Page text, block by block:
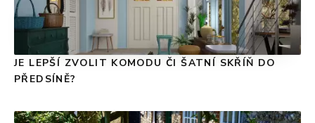
JE LEPŠÍ ZVOLIT KOMODU ČI ŠATNÍ SKŘÍŇ DO
PŘEDSÍNĚ?